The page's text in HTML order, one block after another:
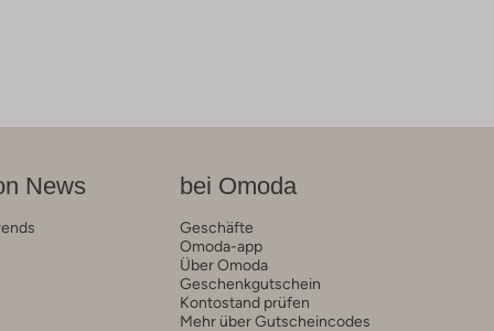
News bei Omoda
Geschäfte
Omoda-app
Über Omoda
Geschenkgutschein
Kontostand prüfen
Mehr über Gutscheincodes